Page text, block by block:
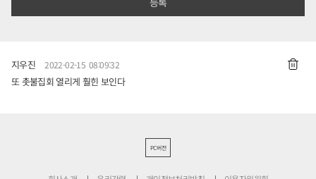
지우진 2022-02-15 08:09:32
또 촛불집회 열리게 훨힌 보인다
PC버전